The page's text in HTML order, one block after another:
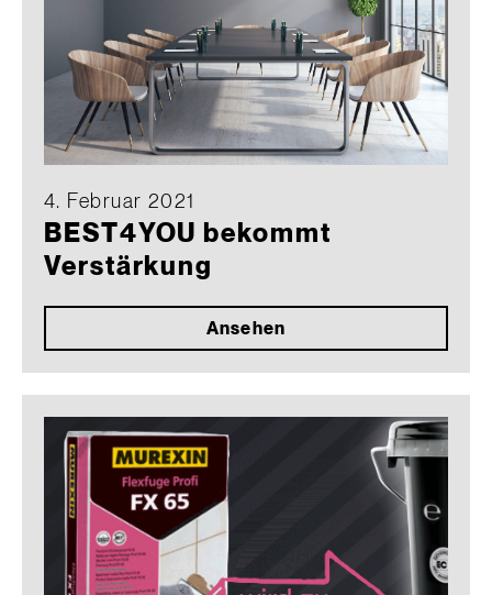
4. Februar 2021
BEST4YOU bekommt
Verstärkung
Ansehen